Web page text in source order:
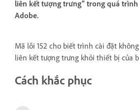
liên kết tượng trưng" trong quá
Adobe.
Mã lỗi 152 cho biết trình cài đặt
liên kết tượng trưng khỏi thiết bị của
Cách khắc phục